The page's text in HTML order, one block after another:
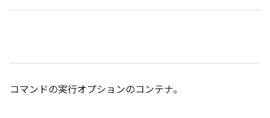
コマンドの実行オプションのコンテナ。